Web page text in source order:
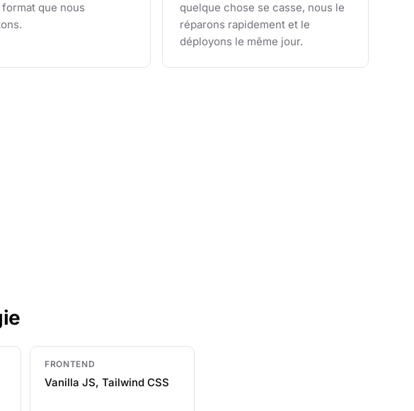
que nous
quelque chose se casse, nous le
réparons rapidement et le
déployons le même jour.
FRONTEND
Vanilla JS, Tailwind CSS